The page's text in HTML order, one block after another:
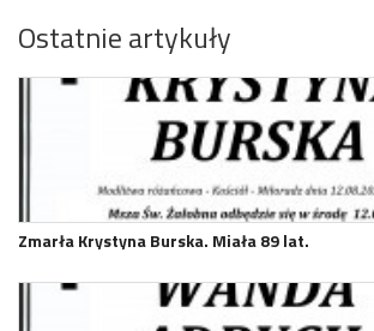
Ostatnie artykuły
Zmarła Krystyna Burska. Miała 89 lat.